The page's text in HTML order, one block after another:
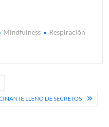
Mindfulness
Respiración
LLENO DE SECRETOS